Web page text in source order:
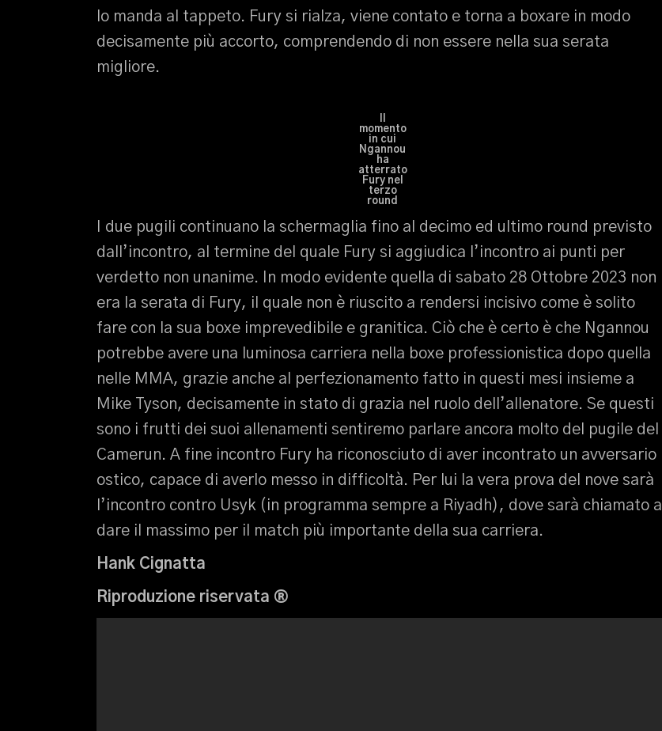
lo manda al tappeto. Fury si rialza, viene contato e torna a boxare in modo
decisamente più accorto, comprendendo di non essere nella sua serata
migliore.
momento
in cui
Ngannou
ha
atterrato
Fury nel
terzo
round
I due pugili continuano la schermaglia fino al decimo ed ultimo round previsto
dall’incontro, al termine del quale Fury si aggiudica l’incontro ai punti per
verdetto non unanime. In modo evidente quella di sabato 28 Ottobre 2023 non
era la serata di Fury, il quale non è riuscito a rendersi incisivo come è solito
fare con la sua boxe imprevedibile e granitica. Ciò che è certo è che Ngannou
potrebbe avere una luminosa carriera nella boxe professionistica dopo quella
nelle MMA, grazie anche al perfezionamento fatto in questi mesi insieme a
Mike Tyson, decisamente in stato di grazia nel ruolo dell’allenatore. Se questi
sono i frutti dei suoi allenamenti sentiremo parlare ancora molto del pugile del
Camerun. A fine incontro Fury ha riconosciuto di aver incontrato un avversario
ostico, capace di averlo messo in difficoltà. Per lui la vera prova del nove sarà
l’incontro contro Usyk (in programma sempre a Riyadh), dove sarà chiamato a
dare il massimo per il match più importante della sua carriera.
Hank Cignatta
Riproduzione riservata ®